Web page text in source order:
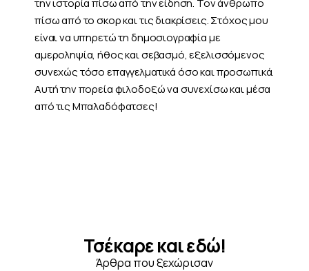
την ιστορία πίσω από την είδηση. Τον άνθρωπο
πίσω από το σκορ και τις διακρίσεις. Στόχος μου
είναι να υπηρετώ τη δημοσιογραφία με
αμεροληψία, ήθος και σεβασμό, εξελισσόμενος
συνεχώς τόσο επαγγελματικά όσο και προσωπικά.
Αυτή την πορεία φιλοδοξώ να συνεχίσω και μέσα
από τις Μπαλαδόφατσες!
Τσέκαρε και εδώ!
Άρθρα που ξεχώρισαν